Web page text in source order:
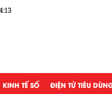
KINH TẾ SỐ ĐIỆN TỬ TIÊU